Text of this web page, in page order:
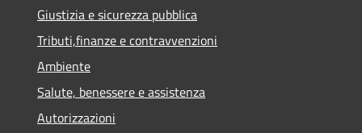
Giustizia e sicurezza pubblica
Tributi,finanze e contravvenzioni
Ambiente
Salute, benessere e assistenza
Autorizzazioni